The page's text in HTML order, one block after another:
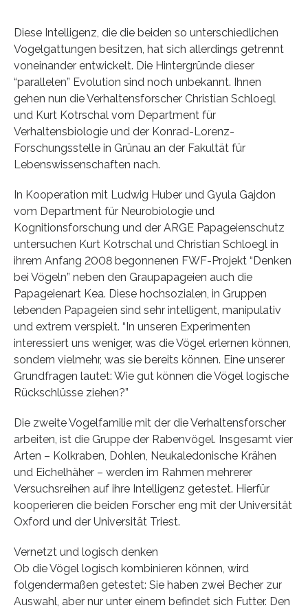
Diese Intelligenz, die die beiden so unterschiedlichen
Vogelgattungen besitzen, hat sich allerdings getrennt
voneinander entwickelt. Die Hintergründe dieser
“parallelen” Evolution sind noch unbekannt. Ihnen
gehen nun die Verhaltensforscher Christian Schloegl
und Kurt Kotrschal vom Department für
Verhaltensbiologie und der Konrad-Lorenz-
Forschungsstelle in Grünau an der Fakultät für
Lebenswissenschaften nach.
In Kooperation mit Ludwig Huber und Gyula Gajdon
vom Department für Neurobiologie und
Kognitionsforschung und der ARGE Papageienschutz
untersuchen Kurt Kotrschal und Christian Schloegl in
ihrem Anfang 2008 begonnenen FWF-Projekt “Denken
bei Vögeln” neben den Graupapageien auch die
Papageienart Kea. Diese hochsozialen, in Gruppen
lebenden Papageien sind sehr intelligent, manipulativ
und extrem verspielt. “In unseren Experimenten
interessiert uns weniger, was die Vögel erlernen können,
sondern vielmehr, was sie bereits können. Eine unserer
Grundfragen lautet: Wie gut können die Vögel logische
Rückschlüsse ziehen?”
Die zweite Vogelfamilie mit der die Verhaltensforscher
arbeiten, ist die Gruppe der Rabenvögel. Insgesamt vier
Arten – Kolkraben, Dohlen, Neukaledonische Krähen
und Eichelhäher – werden im Rahmen mehrerer
Versuchsreihen auf ihre Intelligenz getestet. Hierfür
kooperieren die beiden Forscher eng mit der Universität
Oxford und der Universität Triest.
Vernetzt und logisch denken
Ob die Vögel logisch kombinieren können, wird
folgendermaßen getestet: Sie haben zwei Becher zur
Auswahl, aber nur unter einem befindet sich Futter. Den